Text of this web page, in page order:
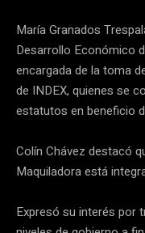
María Granados
Desarrollo Económico
encargada de la toma
de INDEX, quienes se
estatutos en beneficio
Colín Chávez destacó
Maquiladora está
Expresó su interés por